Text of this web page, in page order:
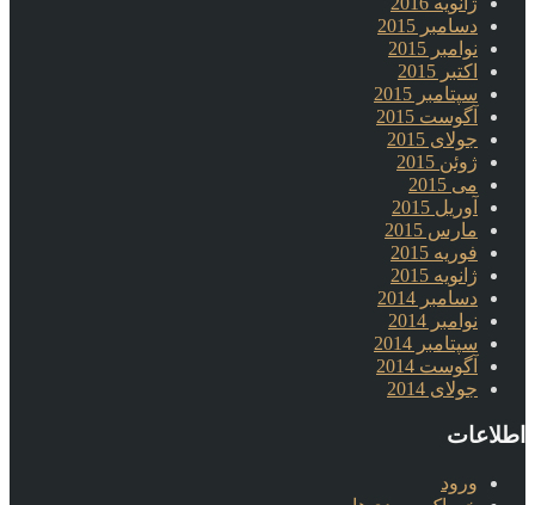
دسامبر 2015
نوامبر 2015
اکتبر 2015
سپتامبر 2015
آگوست 2015
جولای 2015
ژوئن 2015
می 2015
آوریل 2015
مارس 2015
فوریه 2015
ژانویه 2015
دسامبر 2014
نوامبر 2014
سپتامبر 2014
آگوست 2014
جولای 2014
اطلاعات
ورود